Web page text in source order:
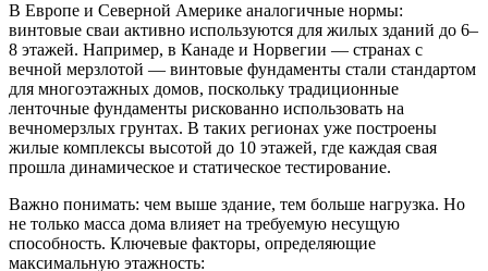
В Европе и Северной Америке аналогичные нормы:
винтовые сваи активно используются для жилых зданий до 6–
8 этажей. Например, в Канаде и Норвегии — странах с
вечной мерзлотой — винтовые фундаменты стали стандартом
для многоэтажных домов, поскольку традиционные
ленточные фундаменты рискованно использовать на
вечномерзлых грунтах. В таких регионах уже построены
жилые комплексы высотой до 10 этажей, где каждая свая
прошла динамическое и статическое тестирование.
Важно понимать: чем выше здание, тем больше нагрузка. Но
не только масса дома влияет на требуемую несущую
способность. Ключевые факторы, определяющие
максимальную этажность: